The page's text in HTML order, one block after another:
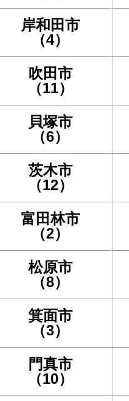
岸和田市
（4）
吹田市
（11）
貝塚市
（6）
茨木市
（12）
富田林市
（2）
松原市
（8）
箕面市
（3）
門真市
（10）